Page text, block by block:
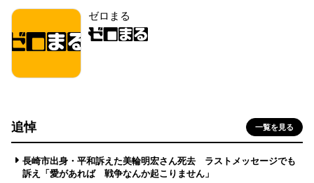
ゼロまる
追悼 一覧を見る
長崎市出身・平和訴えた美輪明宏さん死去 ラストメッセージでも
訴え「愛があれば 戦争なんか起こりません」